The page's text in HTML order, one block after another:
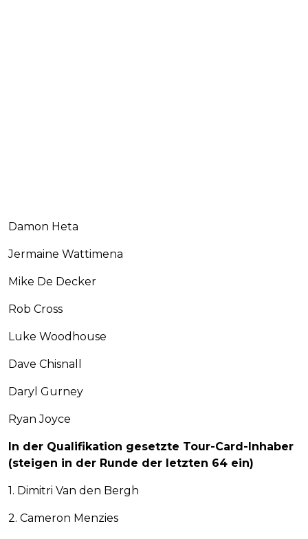
Damon Heta
Jermaine Wattimena
Mike De Decker
Rob Cross
Luke Woodhouse
Dave Chisnall
Daryl Gurney
Ryan Joyce
In der Qualifikation gesetzte Tour-Card-Inhaber
(steigen in der Runde der letzten 64 ein)
1. Dimitri Van den Bergh
2. Cameron Menzies